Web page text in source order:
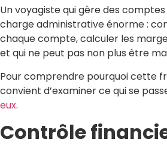
Un voyagiste qui gère des
charge administrative énorme :
chaque compte, calculer les
et qui ne peut pas non plus être
Pour comprendre pourquoi cette
convient d’examiner ce qui se
eux.
Contrôle